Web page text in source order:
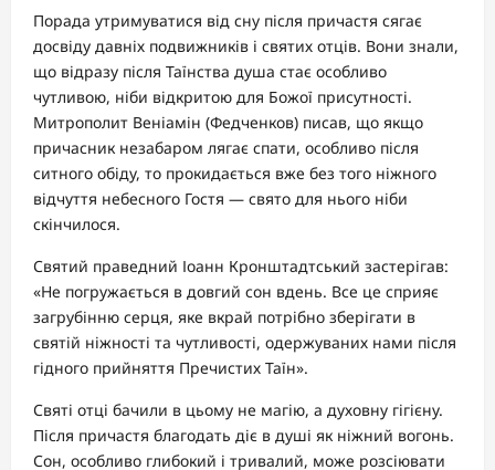
Порада утримуватися від сну після причастя сягає
досвіду давніх подвижників і святих отців. Вони знали,
що відразу після Таїнства душа стає особливо
чутливою, ніби відкритою для Божої присутності.
Митрополит Веніамін (Федченков) писав, що якщо
причасник незабаром лягає спати, особливо після
ситного обіду, то прокидається вже без того ніжного
відчуття небесного Гостя — свято для нього ніби
скінчилося.
Святий праведний Іоанн Кронштадтський застерігав:
«Не погружається в довгий сон вдень. Все це сприяє
загрубінню серця, яке вкрай потрібно зберігати в
святій ніжності та чутливості, одержуваних нами після
гідного прийняття Пречистих Таїн».
Святі отці бачили в цьому не магію, а духовну гігієну.
Після причастя благодать діє в душі як ніжний вогонь.
Сон, особливо глибокий і тривалий, може розсіювати